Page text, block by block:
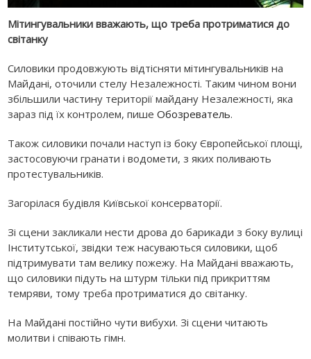
Мітингувальники вважають, що треба протриматися до
світанку
Силовики продовжують відтісняти мітингувальників на
Майдані, оточили стелу Незалежності. Таким чином вони
збільшили частину території майдану Незалежності, яка
зараз під їх контролем, пишеОбозреватель.
Також силовики почали наступ із боку Європейської площі,
застосовуючи гранати і водомети, з яких поливають
протестувальників.
Загорілася будівля Київської консерваторії.
Зі сцени закликали нести дрова до барикади з боку вулиці
Інститутської, звідки теж насуваються силовики, щоб
підтримувати там велику пожежу. На Майдані вважають,
що силовики підуть на штурм тільки під прикриттям
темряви, тому треба протриматися до світанку.
На Майдані постійно чути вибухи. Зі сцени читають
молитви і співають гімн.